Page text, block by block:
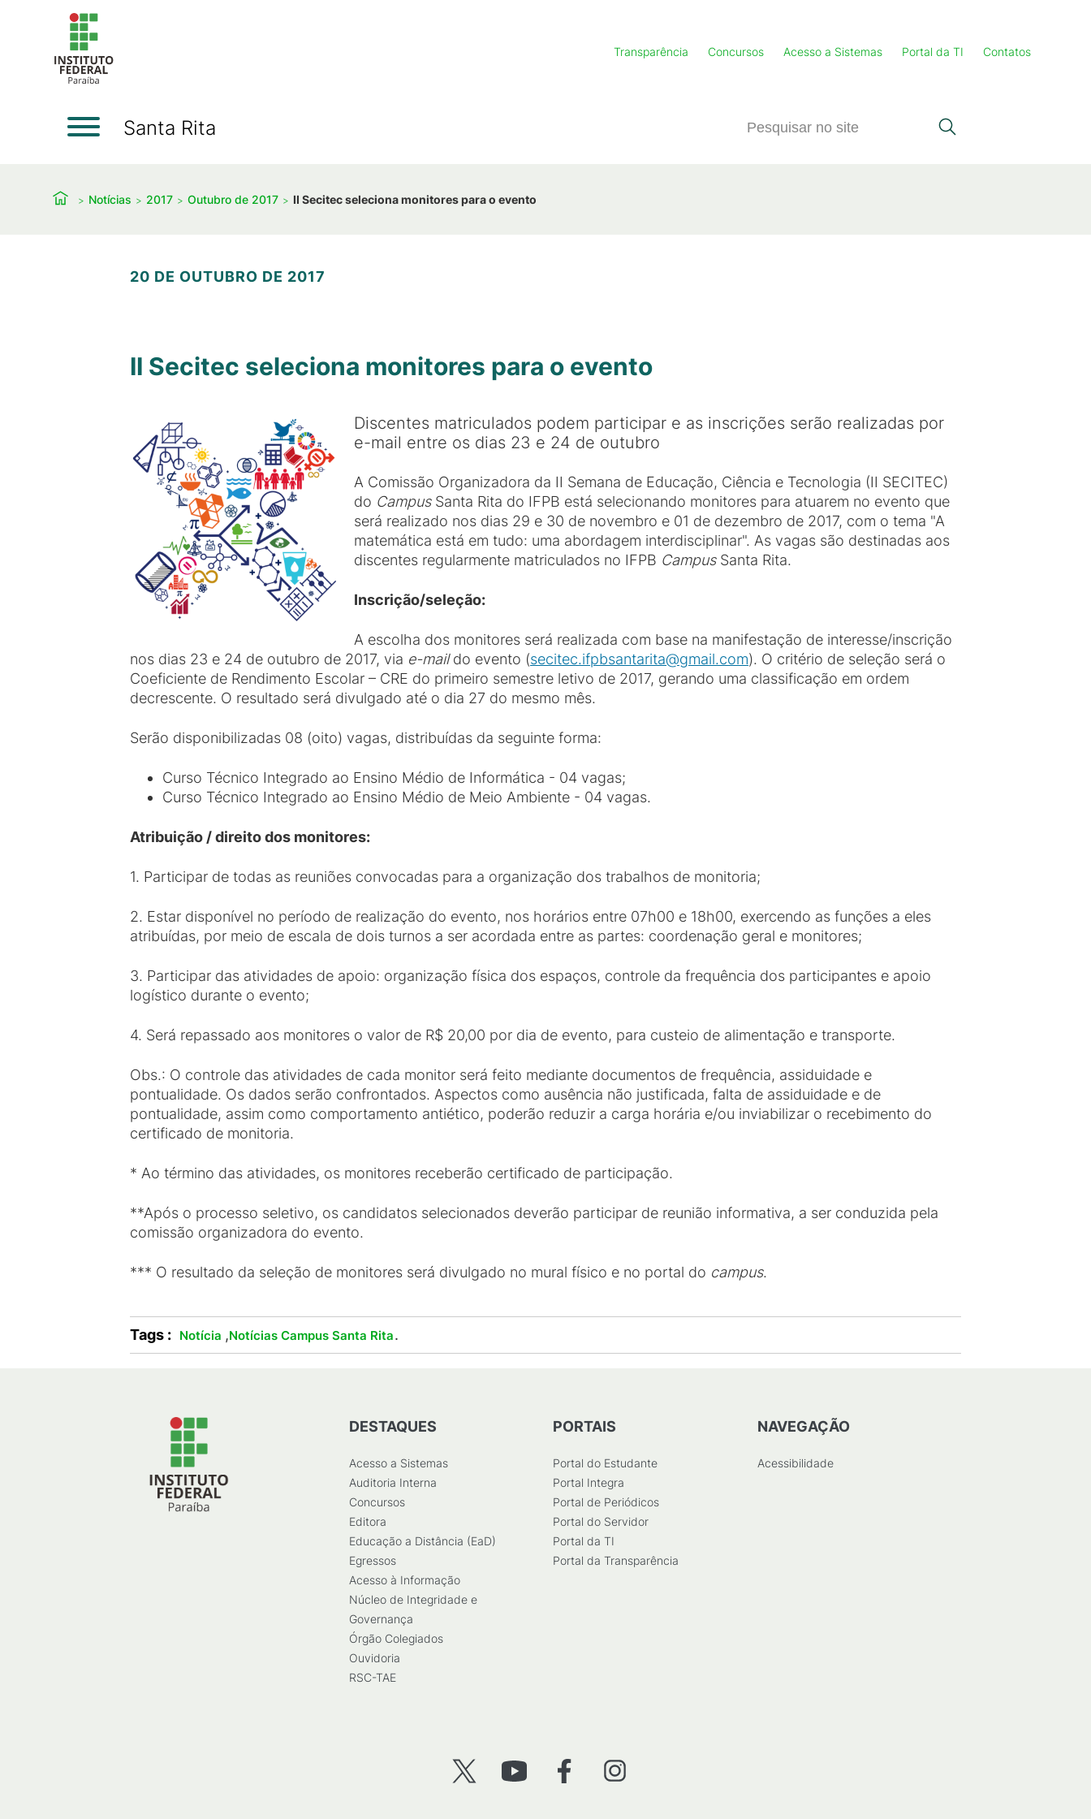
Transparência Concursos Acesso a Sistemas Portal da TI Contatos
Santa Rita
Notícias 2017 Outubro de 2017 II Secitec seleciona monitores para o evento
20 DE OUTUBRO DE 2017
II Secitec seleciona monitores para o evento
Discentes matriculados podem participar e as inscrições serão realizadas por
e-mail entre os dias 23 e 24 de outubro
A Comissão Organizadora da II Semana de Educação, Ciência e Tecnologia (II SECITEC)
do CampusSanta Rita do IFPB está selecionando monitores para atuarem no evento que
será realizado nos dias 29 e 30 de novembro e 01 de dezembro de 2017, com o tema "A
matemática está em tudo: uma abordagem interdisciplinar". As vagas são destinadas aos
discentes regularmente matriculados no IFPB CampusSanta Rita.
Inscrição/seleção:
A escolha dos monitores será realizada com base na manifestação de interesse/inscrição
nos dias 23 e 24 de outubro de 2017, via e-maildo evento (secitec.ifpbsantarita@gmail.com). O critério de seleção será o
Coeficiente de Rendimento Escolar – CRE do primeiro semestre letivo de 2017, gerando uma classificação em ordem
decrescente. O resultado será divulgado até o dia 27 do mesmo mês.
Serão disponibilizadas 08 (oito) vagas, distribuídas da seguinte forma:
Curso Técnico Integrado ao Ensino Médio de Informática ­- 04 vagas;
Curso Técnico Integrado ao Ensino Médio de Meio Ambiente­ - 04 vagas.
Atribuição / direito dos monitores:
1. Participar de todas as reuniões convocadas para a organização dos trabalhos de monitoria;
2. Estar disponível no período de realização do evento, nos horários entre 07h00 e 18h00, exercendo as funções a eles
atribuídas, por meio de escala de dois turnos a ser acordada entre as partes: coordenação geral e monitores;
3. Participar das atividades de apoio: organização física dos espaços, controle da frequência dos participantes e apoio
logístico durante o evento;
4. Será repassado aos monitores o valor de R$ 20,00 por dia de evento, para custeio de alimentação e transporte.
Obs.: O controle das atividades de cada monitor será feito mediante documentos de frequência, assiduidade e
pontualidade. Os dados serão confrontados. Aspectos como ausência não justificada, falta de assiduidade e de
pontualidade, assim como comportamento antiético, poderão reduzir a carga horária e/ou inviabilizar o recebimento do
certificado de monitoria.
* Ao término das atividades, os monitores receberão certificado de participação.
**Após o processo seletivo, os candidatos selecionados deverão participar de reunião informativa, a ser conduzida pela
comissão organizadora do evento.
*** O resultado da seleção de monitores será divulgado no mural físico e no portal do campus.
Tags : Notícia ,Notícias Campus Santa Rita.
DESTAQUES
Acesso a Sistemas
Auditoria Interna
Concursos
Editora
Educação a Distância (EaD)
Egressos
Acesso à Informação
Núcleo de Integridade e
Governança
Órgão Colegiados
Ouvidoria
RSC-TAE
PORTAIS
Portal do Estudante
Portal Integra
Portal de Periódicos
Portal do Servidor
Portal da TI
Portal da Transparência
NAVEGAÇÃO
Acessibilidade